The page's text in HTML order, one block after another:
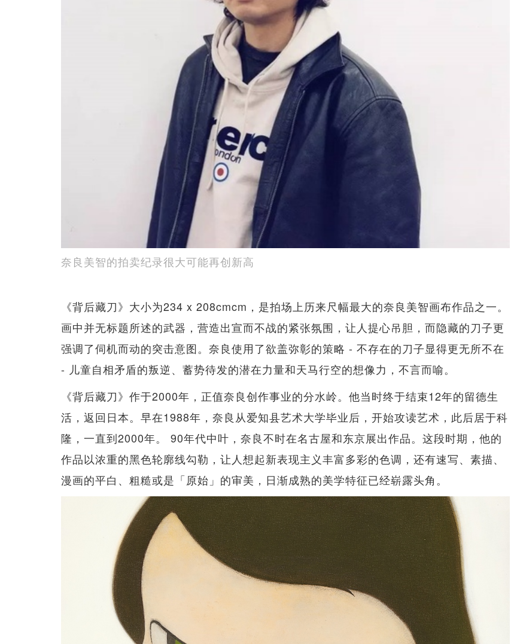
奈良美智的拍卖纪录很大可能再创新高
《背后藏刀》大小为234 x 208cmcm，是拍场上历来尺幅最大的奈良美智画布作品之一。
画中并无标题所述的武器，营造出宣而不战的紧张氛围，让人提心吊胆，而隐藏的刀子更
强调了伺机而动的突击意图。奈良使用了欲盖弥彰的策略 - 不存在的刀子显得更无所不在
- 儿童自相矛盾的叛逆、蓄势待发的潜在力量和天马行空的想像力，不言而喻。
《背后藏刀》作于2000年，正值奈良创作事业的分水岭。他当时终于结束12年的留德生
活，返回日本。早在1988年，奈良从爱知县艺术大学毕业后，开始攻读艺术，此后居于科
隆，一直到2000年。 90年代中叶，奈良不时在名古屋和东京展出作品。这段时期，他的
作品以浓重的黑色轮廓线勾勒，让人想起新表现主义丰富多彩的色调，还有速写、素描、
漫画的平白、粗糙或是「原始」的审美，日渐成熟的美学特征已经崭露头角。